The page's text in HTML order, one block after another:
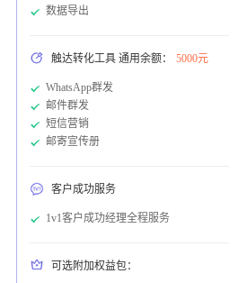
数据导出
触达转化工具 通用余额： 5000元
WhatsApp群发
邮件群发
短信营销
邮寄宣传册
客户成功服务
1v1客户成功经理全程服务
可选附加权益包：